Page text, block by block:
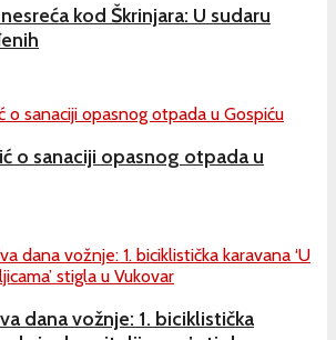
kod Škrinjara: U sudaru
o sanaciji opasnog otpada u
dana vožnje: 1. biciklistička